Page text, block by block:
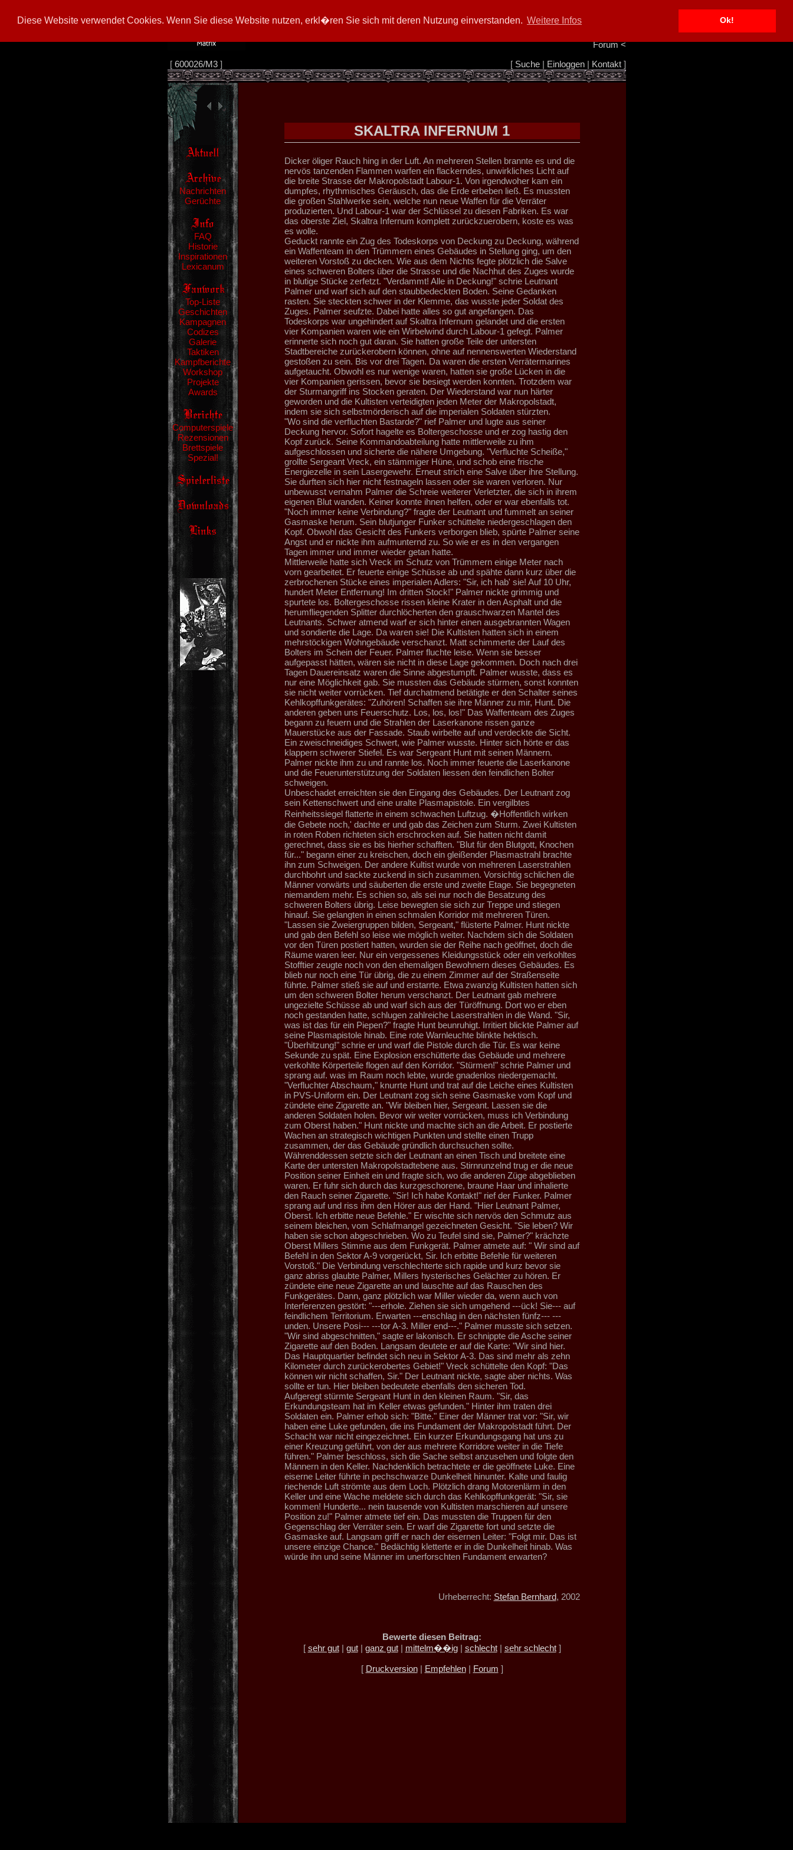
Diese Website verwendet Cookies. Wenn Sie diese Website nutzen, erkl�ren Sie sich mit deren Nutzung einverstanden. Weitere Infos Ok!
Info/Impressum
Forum<
[ 600026/M3] [ Suche| Einloggen| Kontakt]
Nachrichten
Gerüchte
FAQ
Historie
Inspirationen
Lexicanum
Top-Liste
Geschichten
Kampagnen
Codizes
Galerie
Taktiken
Kampfberichte
Workshop
Projekte
Awards
Computerspiele
Rezensionen
Brettspiele
Spezial!
SKALTRA INFERNUM 1
Dicker öliger Rauch hing in der Luft. An mehreren Stellen brannte es und die
nervös tanzenden Flammen warfen ein flackerndes, unwirkliches Licht auf
die breite Strasse der Makropolstadt Labour-1. Von irgendwoher kam ein
dumpfes, rhythmisches Geräusch, das die Erde erbeben ließ. Es mussten
die großen Stahlwerke sein, welche nun neue Waffen für die Verräter
produzierten. Und Labour-1 war der Schlüssel zu diesen Fabriken. Es war
das oberste Ziel, Skaltra Infernum komplett zurückzuerobern, koste es was
es wolle.
Geduckt rannte ein Zug des Todeskorps von Deckung zu Deckung, während
ein Waffenteam in den Trümmern eines Gebäudes in Stellung ging, um den
weiteren Vorstoß zu decken. Wie aus dem Nichts fegte plötzlich die Salve
eines schweren Bolters über die Strasse und die Nachhut des Zuges wurde
in blutige Stücke zerfetzt. "Verdammt! Alle in Deckung!" schrie Leutnant
Palmer und warf sich auf den staubbedeckten Boden. Seine Gedanken
rasten. Sie steckten schwer in der Klemme, das wusste jeder Soldat des
Zuges. Palmer seufzte. Dabei hatte alles so gut angefangen. Das
Todeskorps war ungehindert auf Skaltra Infernum gelandet und die ersten
vier Kompanien waren wie ein Wirbelwind durch Labour-1 gefegt. Palmer
erinnerte sich noch gut daran. Sie hatten große Teile der untersten
Stadtbereiche zurückerobern können, ohne auf nennenswerten Wiederstand
gestoßen zu sein. Bis vor drei Tagen. Da waren die ersten Verrätermarines
aufgetaucht. Obwohl es nur wenige waren, hatten sie große Lücken in die
vier Kompanien gerissen, bevor sie besiegt werden konnten. Trotzdem war
der Sturmangriff ins Stocken geraten. Der Wiederstand war nun härter
geworden und die Kultisten verteidigten jeden Meter der Makropolstadt,
indem sie sich selbstmörderisch auf die imperialen Soldaten stürzten.
"Wo sind die verfluchten Bastarde?" rief Palmer und lugte aus seiner
Deckung hervor. Sofort hagelte es Boltergeschosse und er zog hastig den
Kopf zurück. Seine Kommandoabteilung hatte mittlerweile zu ihm
aufgeschlossen und sicherte die nähere Umgebung. "Verfluchte Scheiße,"
grollte Sergeant Vreck, ein stämmiger Hüne, und schob eine frische
Energiezelle in sein Lasergewehr. Erneut strich eine Salve über ihre Stellung.
Sie durften sich hier nicht festnageln lassen oder sie waren verloren. Nur
unbewusst vernahm Palmer die Schreie weiterer Verletzter, die sich in ihrem
eigenen Blut wanden. Keiner konnte ihnen helfen, oder er war ebenfalls tot.
"Noch immer keine Verbindung?" fragte der Leutnant und fummelt an seiner
Gasmaske herum. Sein blutjunger Funker schüttelte niedergeschlagen den
Kopf. Obwohl das Gesicht des Funkers verborgen blieb, spürte Palmer seine
Angst und er nickte ihm aufmunternd zu. So wie er es in den vergangen
Tagen immer und immer wieder getan hatte.
Mittlerweile hatte sich Vreck im Schutz von Trümmern einige Meter nach
vorn gearbeitet. Er feuerte einige Schüsse ab und spähte dann kurz über die
zerbrochenen Stücke eines imperialen Adlers: "Sir, ich hab' sie! Auf 10 Uhr,
hundert Meter Entfernung! Im dritten Stock!" Palmer nickte grimmig und
spurtete los. Boltergeschosse rissen kleine Krater in den Asphalt und die
herumfliegenden Splitter durchlöcherten den grauschwarzen Mantel des
Leutnants. Schwer atmend warf er sich hinter einen ausgebrannten Wagen
und sondierte die Lage. Da waren sie! Die Kultisten hatten sich in einem
mehrstöckigen Wohngebäude verschanzt. Matt schimmerte der Lauf des
Bolters im Schein der Feuer. Palmer fluchte leise. Wenn sie besser
aufgepasst hätten, wären sie nicht in diese Lage gekommen. Doch nach drei
Tagen Dauereinsatz waren die Sinne abgestumpft. Palmer wusste, dass es
nur eine Möglichkeit gab. Sie mussten das Gebäude stürmen, sonst konnten
sie nicht weiter vorrücken. Tief durchatmend betätigte er den Schalter seines
Kehlkopffunkgerätes: "Zuhören! Schaffen sie ihre Männer zu mir, Hunt. Die
anderen geben uns Feuerschutz. Los, los, los!" Das Waffenteam des Zuges
begann zu feuern und die Strahlen der Laserkanone rissen ganze
Mauerstücke aus der Fassade. Staub wirbelte auf und verdeckte die Sicht.
Ein zweischneidiges Schwert, wie Palmer wusste. Hinter sich hörte er das
klappern schwerer Stiefel. Es war Sergeant Hunt mit seinen Männern.
Palmer nickte ihm zu und rannte los. Noch immer feuerte die Laserkanone
und die Feuerunterstützung der Soldaten liessen den feindlichen Bolter
schweigen.
Unbeschadet erreichten sie den Eingang des Gebäudes. Der Leutnant zog
sein Kettenschwert und eine uralte Plasmapistole. Ein vergilbtes
Reinheitssiegel flatterte in einem schwachen Luftzug. �Hoffentlich wirken
die Gebete noch,' dachte er und gab das Zeichen zum Sturm. Zwei Kultisten
in roten Roben richteten sich erschrocken auf. Sie hatten nicht damit
gerechnet, dass sie es bis hierher schafften. "Blut für den Blutgott, Knochen
für..." begann einer zu kreischen, doch ein gleißender Plasmastrahl brachte
ihn zum Schweigen. Der andere Kultist wurde von mehreren Laserstrahlen
durchbohrt und sackte zuckend in sich zusammen. Vorsichtig schlichen die
Männer vorwärts und säuberten die erste und zweite Etage. Sie begegneten
niemandem mehr. Es schien so, als sei nur noch die Besatzung des
schweren Bolters übrig. Leise bewegten sie sich zur Treppe und stiegen
hinauf. Sie gelangten in einen schmalen Korridor mit mehreren Türen.
"Lassen sie Zweiergruppen bilden, Sergeant," flüsterte Palmer. Hunt nickte
und gab den Befehl so leise wie möglich weiter. Nachdem sich die Soldaten
vor den Türen postiert hatten, wurden sie der Reihe nach geöffnet, doch die
Räume waren leer. Nur ein vergessenes Kleidungsstück oder ein verkohltes
Stofftier zeugte noch von den ehemaligen Bewohnern dieses Gebäudes. Es
blieb nur noch eine Tür übrig, die zu einem Zimmer auf der Straßenseite
führte. Palmer stieß sie auf und erstarrte. Etwa zwanzig Kultisten hatten sich
um den schweren Bolter herum verschanzt. Der Leutnant gab mehrere
ungezielte Schüsse ab und warf sich aus der Türöffnung. Dort wo er eben
noch gestanden hatte, schlugen zahlreiche Laserstrahlen in die Wand. "Sir,
was ist das für ein Piepen?" fragte Hunt beunruhigt. Irritiert blickte Palmer auf
seine Plasmapistole hinab. Eine rote Warnleuchte blinkte hektisch.
"Überhitzung!" schrie er und warf die Pistole durch die Tür. Es war keine
Sekunde zu spät. Eine Explosion erschütterte das Gebäude und mehrere
verkohlte Körperteile flogen auf den Korridor. "Stürmen!" schrie Palmer und
sprang auf. was im Raum noch lebte, wurde gnadenlos niedergemacht.
"Verfluchter Abschaum," knurrte Hunt und trat auf die Leiche eines Kultisten
in PVS-Uniform ein. Der Leutnant zog sich seine Gasmaske vom Kopf und
zündete eine Zigarette an. "Wir bleiben hier, Sergeant. Lassen sie die
anderen Soldaten holen. Bevor wir weiter vorrücken, muss ich Verbindung
zum Oberst haben." Hunt nickte und machte sich an die Arbeit. Er postierte
Wachen an strategisch wichtigen Punkten und stellte einen Trupp
zusammen, der das Gebäude gründlich durchsuchen sollte.
Währenddessen setzte sich der Leutnant an einen Tisch und breitete eine
Karte der untersten Makropolstadtebene aus. Stirnrunzelnd trug er die neue
Position seiner Einheit ein und fragte sich, wo die anderen Züge abgeblieben
waren. Er fuhr sich durch das kurzgeschorene, braune Haar und inhalierte
den Rauch seiner Zigarette. "Sir! Ich habe Kontakt!" rief der Funker. Palmer
sprang auf und riss ihm den Hörer aus der Hand. "Hier Leutnant Palmer,
Oberst. Ich erbitte neue Befehle." Er wischte sich nervös den Schmutz aus
seinem bleichen, vom Schlafmangel gezeichneten Gesicht. "Sie leben? Wir
haben sie schon abgeschrieben. Wo zu Teufel sind sie, Palmer?" krächzte
Oberst Millers Stimme aus dem Funkgerät. Palmer atmete auf: " Wir sind auf
Befehl in den Sektor A-9 vorgerückt, Sir. Ich erbitte Befehle für weiteren
Vorstoß." Die Verbindung verschlechterte sich rapide und kurz bevor sie
ganz abriss glaubte Palmer, Millers hysterisches Gelächter zu hören. Er
zündete eine neue Zigarette an und lauschte auf das Rauschen des
Funkgerätes. Dann, ganz plötzlich war Miller wieder da, wenn auch von
Interferenzen gestört: "---erhole. Ziehen sie sich umgehend ---ück! Sie--- auf
feindlichem Territorium. Erwarten ---enschlag in den nächsten fünfz--- ---
unden. Unsere Posi--- ---tor A-3. Miller end---." Palmer musste sich setzen.
"Wir sind abgeschnitten," sagte er lakonisch. Er schnippte die Asche seiner
Zigarette auf den Boden. Langsam deutete er auf die Karte: "Wir sind hier.
Das Hauptquartier befindet sich neu in Sektor A-3. Das sind mehr als zehn
Kilometer durch zurückerobertes Gebiet!" Vreck schüttelte den Kopf: "Das
können wir nicht schaffen, Sir." Der Leutnant nickte, sagte aber nichts. Was
sollte er tun. Hier bleiben bedeutete ebenfalls den sicheren Tod.
Aufgeregt stürmte Sergeant Hunt in den kleinen Raum. "Sir, das
Erkundungsteam hat im Keller etwas gefunden." Hinter ihm traten drei
Soldaten ein. Palmer erhob sich: "Bitte." Einer der Männer trat vor: "Sir, wir
haben eine Luke gefunden, die ins Fundament der Makropolstadt führt. Der
Schacht war nicht eingezeichnet. Ein kurzer Erkundungsgang hat uns zu
einer Kreuzung geführt, von der aus mehrere Korridore weiter in die Tiefe
führen." Palmer beschloss, sich die Sache selbst anzusehen und folgte den
Männern in den Keller. Nachdenklich betrachtete er die geöffnete Luke. Eine
eiserne Leiter führte in pechschwarze Dunkelheit hinunter. Kalte und faulig
riechende Luft strömte aus dem Loch. Plötzlich drang Motorenlärm in den
Keller und eine Wache meldete sich durch das Kehlkopffunkgerät: "Sir, sie
kommen! Hunderte... nein tausende von Kultisten marschieren auf unsere
Position zu!" Palmer atmete tief ein. Das mussten die Truppen für den
Gegenschlag der Verräter sein. Er warf die Zigarette fort und setzte die
Gasmaske auf. Langsam griff er nach der eisernen Leiter: "Folgt mir. Das ist
unsere einzige Chance." Bedächtig kletterte er in die Dunkelheit hinab. Was
würde ihn und seine Männer im unerforschten Fundament erwarten?
Urheberrecht: Stefan Bernhard, 2002
Bewerte diesen Beitrag:
[ sehr gut| gut| ganz gut| mittelm��ig| schlecht| sehr schlecht]
[ Druckversion| Empfehlen| Forum ]